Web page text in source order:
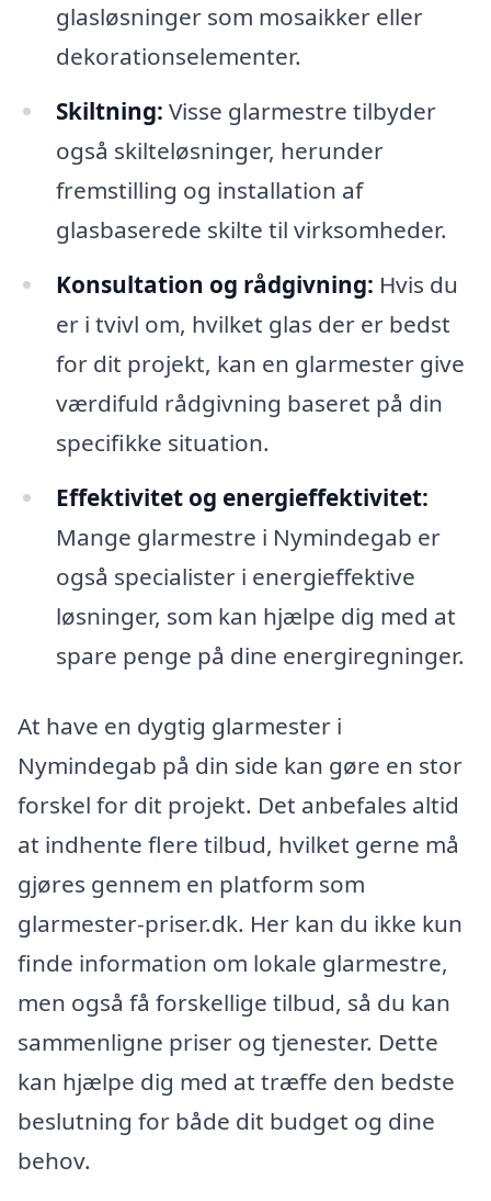
glasløsninger som mosaikker eller
dekorationselementer.
Skiltning: Visse glarmestre tilbyder
også skilteløsninger, herunder
fremstilling og installation af
glasbaserede skilte til virksomheder.
Konsultation og rådgivning: Hvis du
er i tvivl om, hvilket glas der er bedst
for dit projekt, kan en glarmester give
værdifuld rådgivning baseret på din
specifikke situation.
Effektivitet og energieffektivitet:
Mange glarmestre i Nymindegab er
også specialister i energieffektive
løsninger, som kan hjælpe dig med at
spare penge på dine energiregninger.
At have en dygtig glarmester i
Nymindegab på din side kan gøre en stor
forskel for dit projekt. Det anbefales altid
at indhente flere tilbud, hvilket gerne må
gjøres gennem en platform som
glarmester-priser.dk. Her kan du ikke kun
finde information om lokale glarmestre,
men også få forskellige tilbud, så du kan
sammenligne priser og tjenester. Dette
kan hjælpe dig med at træffe den bedste
beslutning for både dit budget og dine
behov.